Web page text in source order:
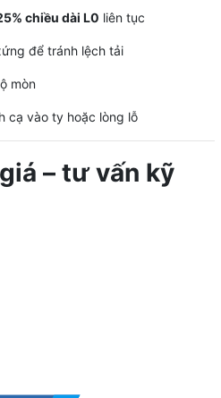
chiều dài L0 liên tục
để tránh lệch tải
mòn
cạ vào ty hoặc lòng lỗ
– tư vấn kỹ